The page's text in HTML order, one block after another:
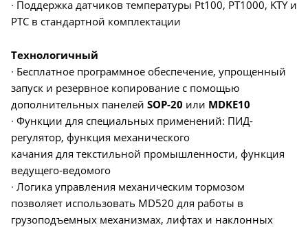
∙ Поддержка датчиков температуры Pt100, PT1000, KTY и
PTC в стандартной комплектации
Технологичный
∙ Бесплатное программное обеспечение, упрощенный
запуск и резервное копирование с помощью
дополнительных панелей SOP-20 или MDKE10
∙ Функции для специальных применений: ПИД-
регулятор, функция механического
качания для текстильной промышленности, функция
ведущего-ведомого
∙ Логика управления механическим тормозом
позволяет использовать MD520 для работы в
грузоподъемных механизмах, лифтах и наклонных